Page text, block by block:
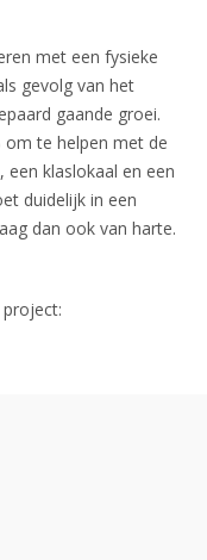
met een fysieke
gevolg van het
gaande groei.
om te helpen met de
een klaslokaal en een
duidelijk in een
dan ook van harte.